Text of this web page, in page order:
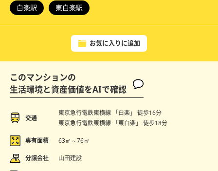
白楽駅 東白楽駅
お気に入りに追加
このマンションの
生活環境と資産価値をAIで確認
交通
東京急行電鉄東横線 「白楽」 徒歩16分
東京急行電鉄東横線 「東白楽」 徒歩18分
専有面積 63㎡～76㎡
分譲会社 山田建設